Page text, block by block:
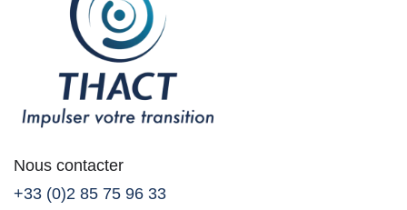
Nous contacter
+33 (0)2 85 75 96 33